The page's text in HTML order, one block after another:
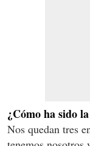
¿Cómo ha sido
Nos quedan tres